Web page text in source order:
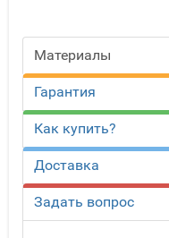
Материалы
Гарантия
Как купить?
Доставка
Задать вопрос